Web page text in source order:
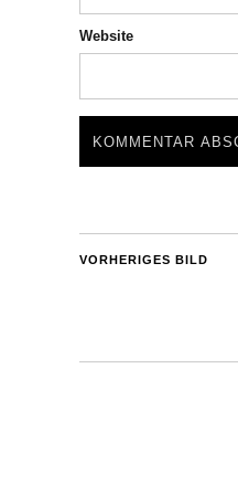
Website
VORHERIGES BILD